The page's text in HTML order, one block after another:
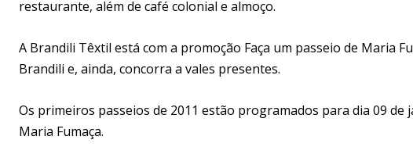
restaurante, além de café colonial e almoço.
A Brandili Têxtil está com a promoção Faça um passeio de Maria
Brandili e, ainda, concorra a vales presentes.
Os primeiros passeios de 2011 estão programados para dia 09
Maria Fumaça.